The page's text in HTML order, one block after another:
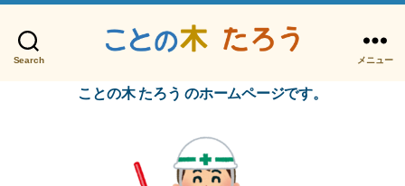
Search
と
木
た
ろ
メニュー
ことの木 たろう のホームページです。